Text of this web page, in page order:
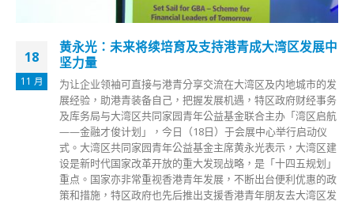
18
11 月
黄永光：未来将续培育及支持港青成大湾区发展中
坚力量
为让企业领袖可直接与港青分享交流在大湾区及内地城市的发
展经验，助港青装备自己，把握发展机遇，特区政府财经事务
及库务局与大湾区共同家园青年公益基金联合主办「湾区启航
——金融才俊计划」，今日（18日）于会展中心举行启动仪
式。大湾区共同家园青年公益基金主席黄永光表示，大湾区建
设是新时代国家改革开放的重大发现战略，是「十四五规划」
重点。国家亦非常重视香港青年发展，不断出台便利优惠的政
策和措施，特区政府也先后推出支援香港青年朋友去大湾区发